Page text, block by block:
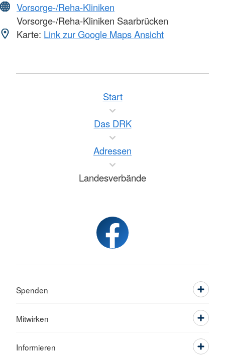
Vorsorge-/Reha-Kliniken
Vorsorge-/Reha-Kliniken Saarbrücken
Karte: Link zur Google Maps Ansicht
Start
Das DRK
Adressen
Landesverbände
Spenden
Mitwirken
Informieren